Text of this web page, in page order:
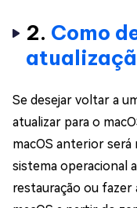
2. Como
Se desejar voltar a
atualizar para o
macOS anterior será
sistema operacional
restauração ou fazer